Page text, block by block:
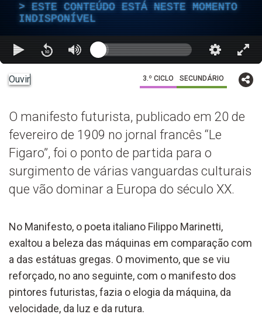
ESTE CONTEÚDO ESTÁ NESTE MOMENTO
INDISPONÍVEL
Ouvir 3.º CICLO SECUNDÁRIO
O manifesto futurista, publicado em 20 de
fevereiro de 1909 no jornal francês “Le
Figaro”, foi o ponto de partida para o
surgimento de várias vanguardas culturais
que vão dominar a Europa do século XX.
No Manifesto, o poeta italiano Filippo Marinetti,
exaltou a beleza das máquinas em comparação com
a das estátuas gregas. O movimento, que se viu
reforçado, no ano seguinte, com o manifesto dos
pintores futuristas, fazia o elogia da máquina, da
velocidade, da luz e da rutura.